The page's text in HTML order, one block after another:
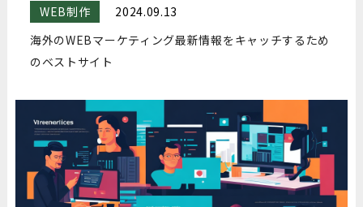
WEB制作
2024.09.13
海外のWEBマーケティング最新情報をキャッチするため
のベストサイト